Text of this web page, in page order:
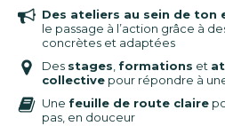
Des ateliers au sein de ton
le passage à l’action grâce à
concrètes et adaptées
Des stages formations et
collective pour répondre à
Une feuille de route claire
pas, en douceur